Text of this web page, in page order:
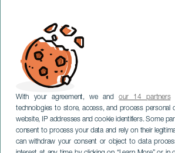
With your agreement, we andour 14 partners
technologies to store, access, and process personal
website, IP addresses and cookie identifiers. Some
consent to process your data and rely on their
can withdraw your consent or object to data
TENERIFE